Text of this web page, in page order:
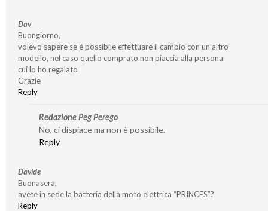
Dav
Buongiorno,
volevo sapere se è possibile effettuare il cambio con un altro
modello, nel caso quello comprato non piaccia alla persona
cui lo ho regalato
Grazie
Reply
Redazione Peg Perego
No, ci dispiace ma non è possibile.
Reply
Davide
Buonasera,
avete in sede la batteria della moto elettrica “PRINCES”?
Reply